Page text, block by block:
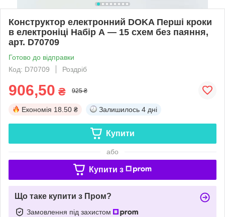
Конструктор електронний DOKA Перші кроки
в електроніці Набір А — 15 схем без паяння,
арт. D70709
Готово до відправки
Код: D70709
Роздріб
906,50 ₴ 925 ₴
Економія 18.50 ₴ Залишилось 4 дні
Купити
або
Купити з
Що таке купити з Пром?
Замовлення під захистом